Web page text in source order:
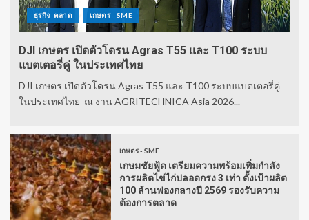
ธุรกิจ-ตลาด เกษตร - SME
DJI เกษตร เปิดตัวโดรน Agras T55 และ T100 ระบบ
แบตเตอรี่คู่ ในประเทศไทย
DJI เกษตร เปิดตัวโดรน Agras T55 และ T100 ระบบแบตเตอรี่คู่
ในประเทศไทย ณ งาน AGRITECHNICA Asia 2026...
เกษตร - SME
เกษมชัยฟู้ด เตรียมความพร้อมเพิ่มกำลัง
การผลิตไข่ไก่ปลอดกรง 3 เท่า ตั้งเป้าผลิต
100 ล้านฟองกลางปี 2569 รองรับความ
ต้องการตลาด